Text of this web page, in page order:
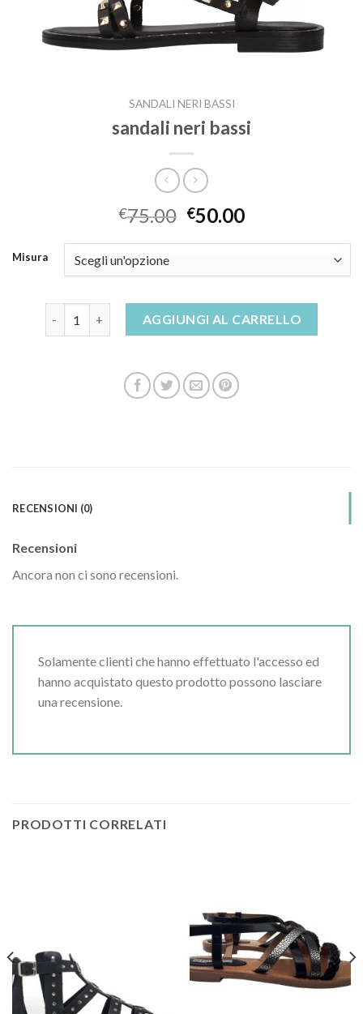
SANDALI NERI BASSI
sandali neri bassi
€75.00 €50.00
Misura
sandali neri bassi quantitàAGGIUNGI AL CARRELLO
RECENSIONI (0)
Recensioni
Ancora non ci sono recensioni.
Solamente clienti che hanno effettuato l'accesso ed
hanno acquistato questo prodotto possono lasciare
una recensione.
PRODOTTI CORRELATI